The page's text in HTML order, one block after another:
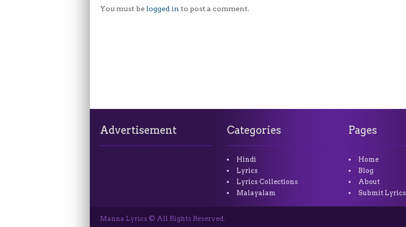
You must be logged in to post a comment.
Advertisement Categories
Hindi
Lyrics
Lyrics Collections
Malayalam
Pages
Home
Blog
About
Submit Lyrics
Manna Lyrics © All Rights Reserved.